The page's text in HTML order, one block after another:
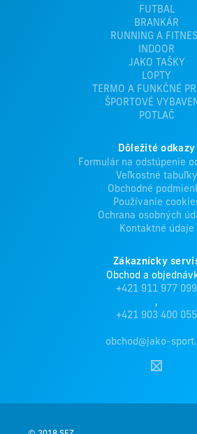
FUTBAL
BRANKÁR
RUNNING A
INDOOR
JAKO TAŠKY
LOPTY
TERMO A FUNKČNÉ
ŠPORTOVÉ
POTLAČ
Dôležité odkazy
Formulár na odstúpenie
Veľkostné tabuľky
Obchodné
Používanie
Ochrana osobných
Kontaktné údaje
Zákaznícky
Obchod a
+421 911 977 099
,
+421 903 400 055
obchod@jako-